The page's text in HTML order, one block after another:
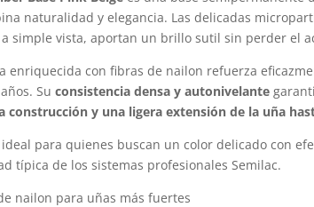
naturalidad y elegancia. Las delicadas
simple vista, aportan un brillo sutil sin perder el
enriquecida con fibras de nailon refuerza
Suconsistencia densa y autonivelante
construcción y una ligera extensión de la uña
ideal para quienes buscan un color delicado con
típica de los sistemas profesionales Semilac.
nailon para uñas más fuertes